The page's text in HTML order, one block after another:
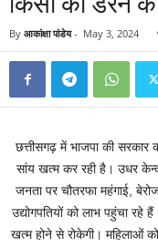
By आकांक्षा पांडेय- May 3, 2024
छत्तीसगढ़ में भाजपा की
सांय खत्म कर रही है। उधर
जनता पर चौतरफा महंगाई,
उद्योगपतियों को लाभ पहुंचा
खत्म होने से रोकेगी। महिलाओं